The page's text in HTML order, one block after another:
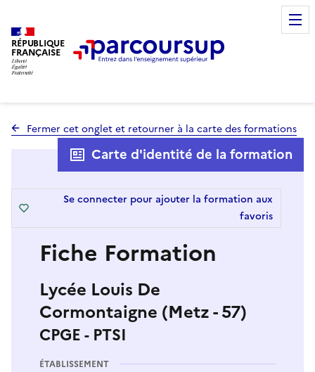
RÉPUBLIQUE
FRANÇAISE
Fermer cet onglet et retourner à la carte des formations
Fiche Formation
Lycée Louis De
Cormontaigne (Metz - 57)
CPGE - PTSI
Carte d'identité de la formation
Se connecter pour ajouter la formation aux
favoris
ÉTABLISSEMENT